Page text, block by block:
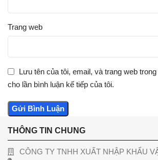
Trang web
Lưu tên của tôi, email, và trang web
cho lần bình luận kế tiếp của tôi.
THÔNG TIN CHUNG
CÔNG TY TNHH XUẤT NHẬP KHẨU